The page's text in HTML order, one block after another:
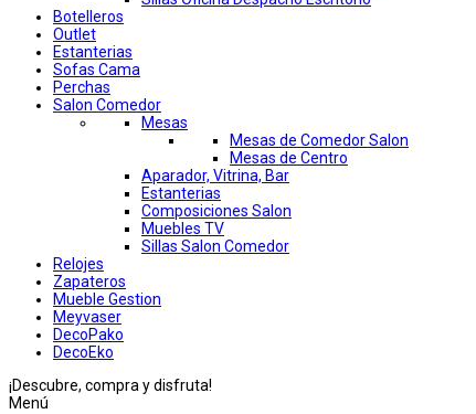
Botelleros
Outlet
Estanterias
Sofas Cama
Perchas
Salon Comedor
Mesas
Mesas de Comedor Salon
Mesas de Centro
Aparador, Vitrina, Bar
Estanterias
Composiciones Salon
Muebles TV
Sillas Salon Comedor
Relojes
Zapateros
Mueble Gestion
Meyvaser
DecoPako
DecoEko
¡Descubre, compra y disfruta!
Menú